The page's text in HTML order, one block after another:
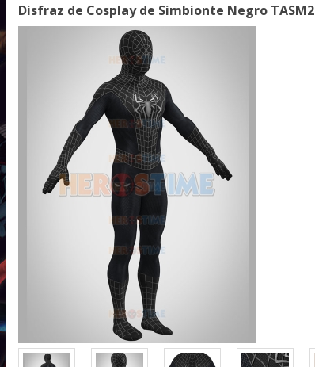
Disfraz de Cosplay de Simbionte Negro TASM2